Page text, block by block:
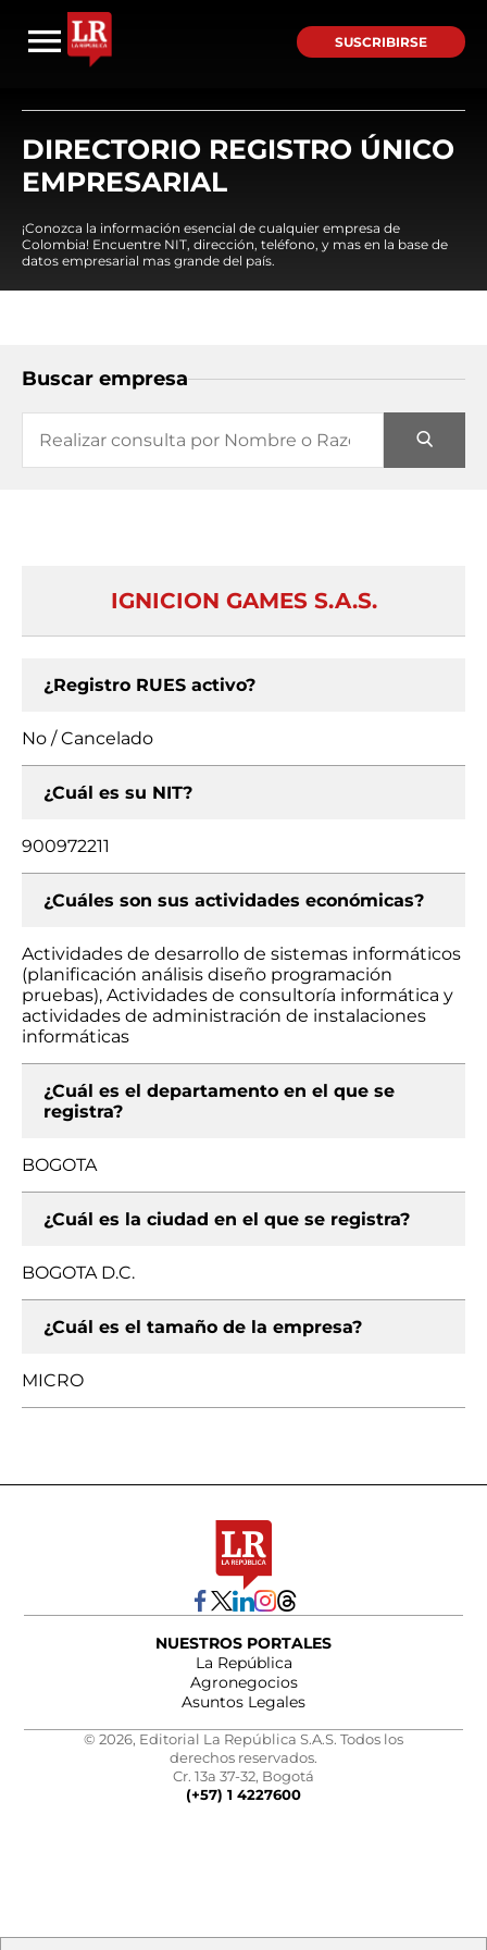
SUSCRIBIRSE
DIRECTORIO REGISTRO ÚNICO
EMPRESARIAL
¡Conozca la información esencial de cualquier empresa de
Colombia! Encuentre NIT, dirección, teléfono, y mas en la base de
datos empresarial mas grande del país.
Buscar empresa
IGNICION GAMES S.A.S.
¿Registro RUES activo?
No / Cancelado
¿Cuál es su NIT?
900972211
¿Cuáles son sus actividades económicas?
Actividades de desarrollo de sistemas informáticos
(planificación análisis diseño programación
pruebas), Actividades de consultoría informática y
actividades de administración de instalaciones
informáticas
¿Cuál es el departamento en el que se
registra?
BOGOTA
¿Cuál es la ciudad en el que se registra?
BOGOTA D.C.
¿Cuál es el tamaño de la empresa?
MICRO
NUESTROS PORTALES
La República
Agronegocios
Asuntos Legales
© 2026, Editorial La República S.A.S. Todos los
derechos reservados.
Cr. 13a 37-32, Bogotá
(+57) 1 4227600